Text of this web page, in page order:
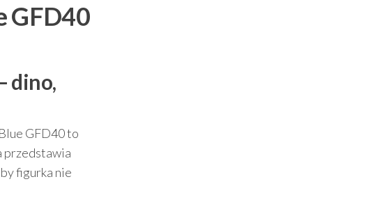
GFD40
dino,
GFD40 to
przedstawia
figurka nie